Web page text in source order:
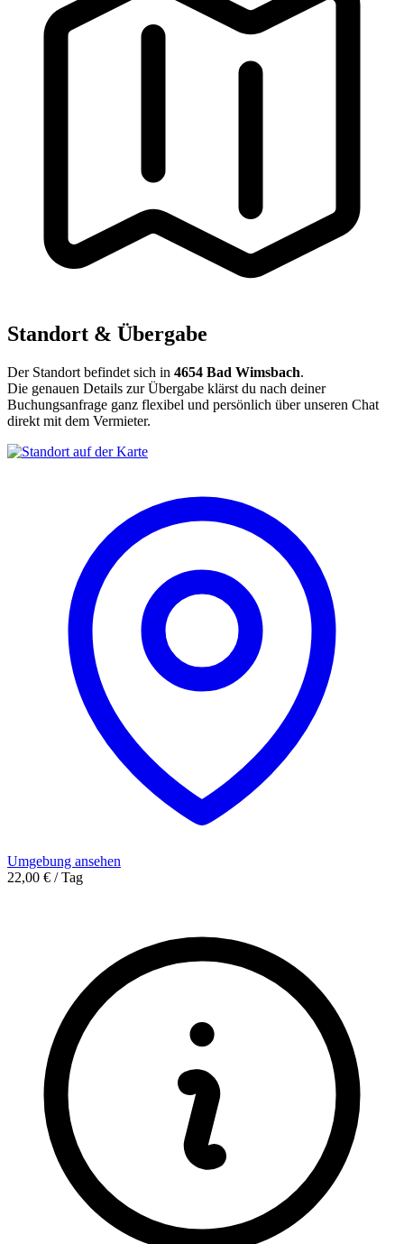
Standort & Übergabe
Der Standort befindet sich in 4654 Bad Wimsbach.
Die genauen Details zur Übergabe klärst du nach deiner
Buchungsanfrage ganz flexibel und persönlich über unseren Chat
direkt mit dem Vermieter.
Umgebung ansehen
22,00 € / Tag